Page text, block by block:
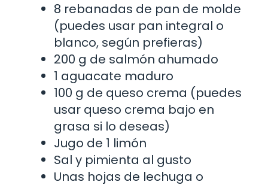
8 rebanadas de pan de molde
(puedes usar pan integral o
blanco, según prefieras)
200 g de salmón ahumado
1 aguacate maduro
100 g de queso crema (puedes
usar queso crema bajo en
grasa si lo deseas)
Jugo de 1 limón
Sal y pimienta al gusto
Unas hojas de lechuga o